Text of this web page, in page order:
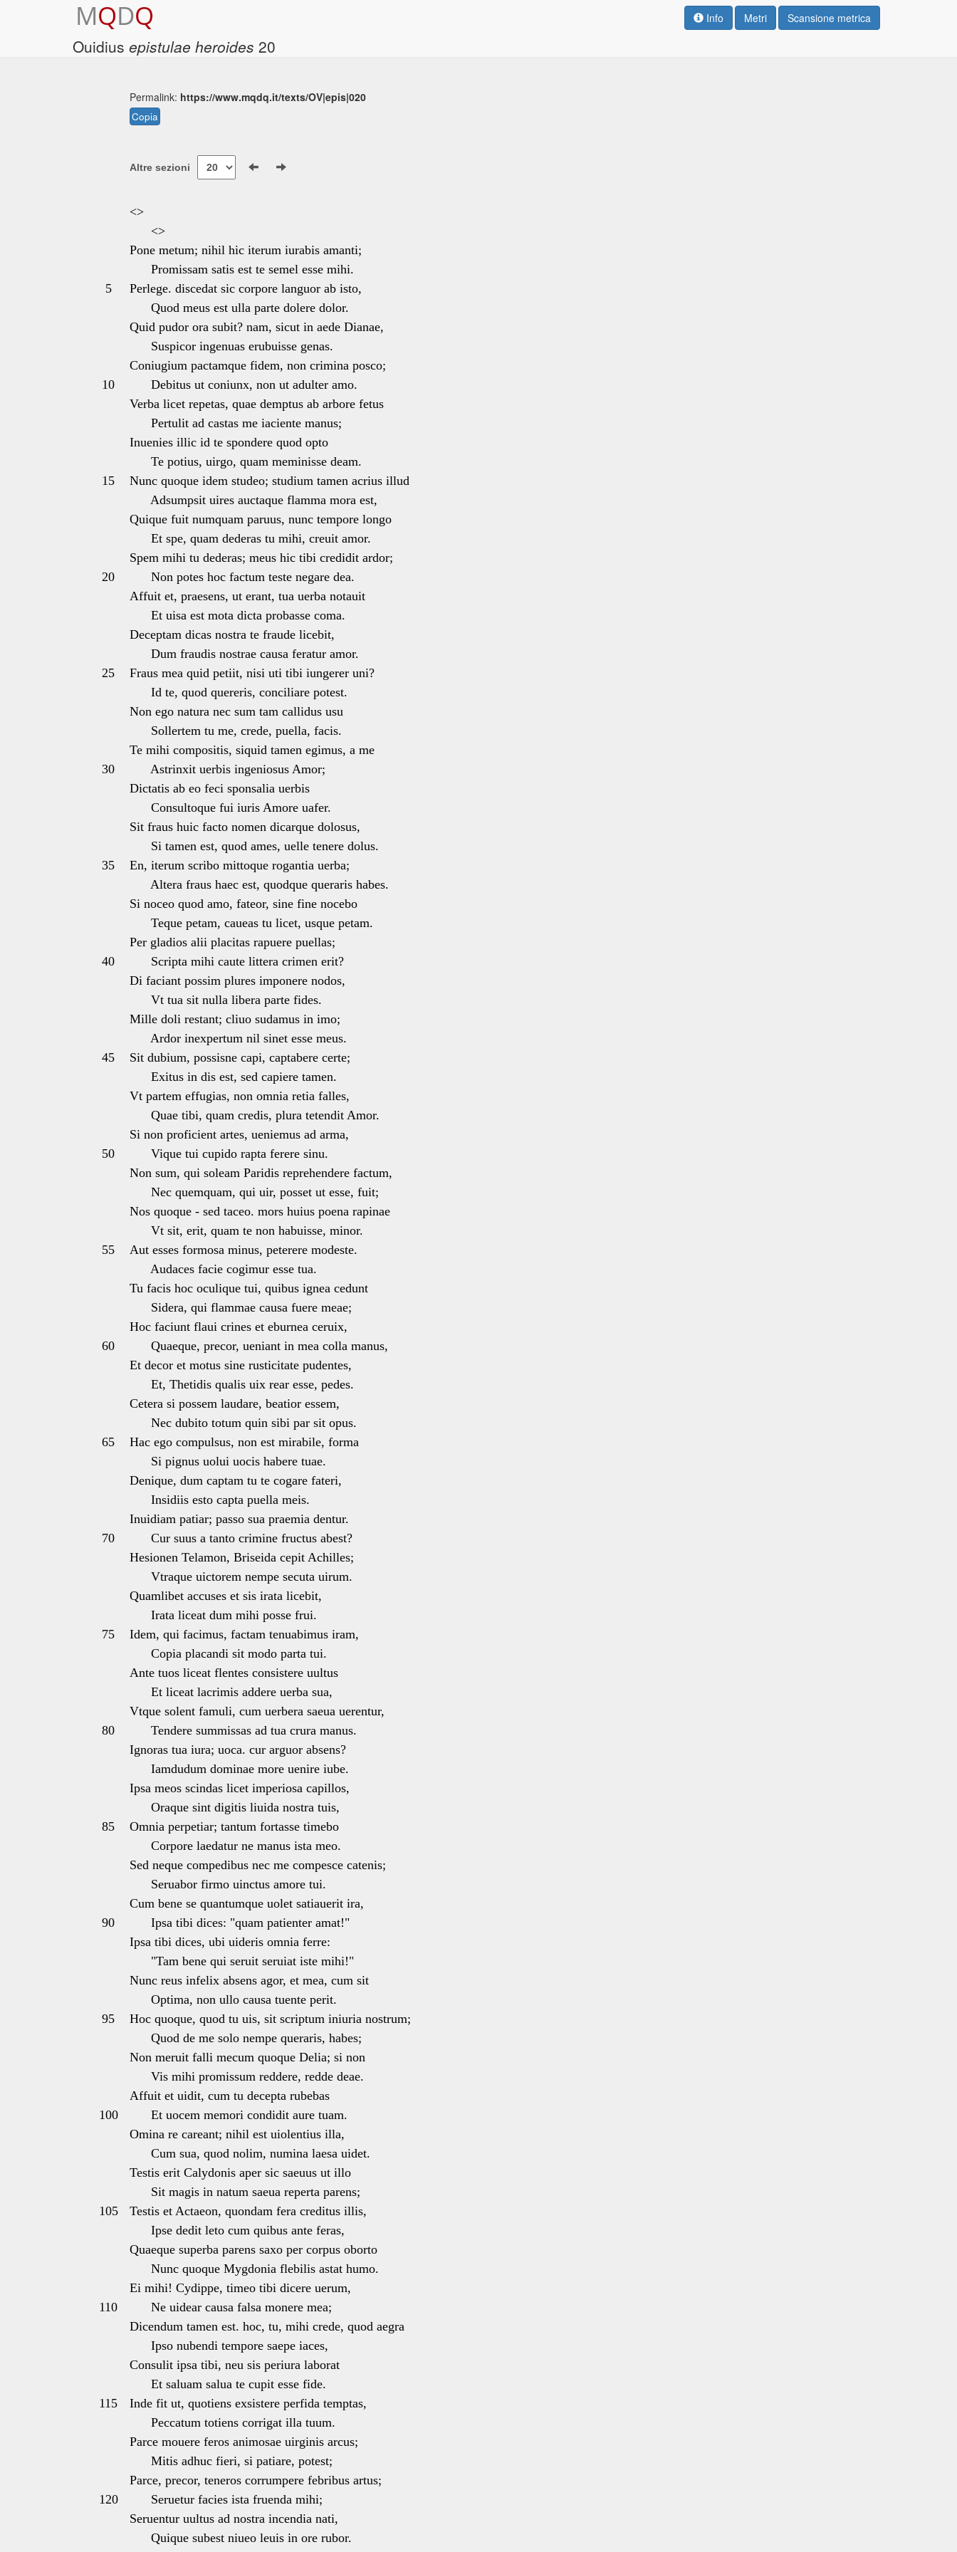
MQDQ Info Metri Scansione metrica
Ouidius epistulae heroides 20
Permalink: https://www.mqdq.it/texts/OV|epis|020
Copia
Altre sezioni
<>
<>
Pone metum; nihil hic iterum iurabis amanti;
Promissam satis est te semel esse mihi.
5
Perlege. discedat sic corpore languor ab isto,
Quod meus est ulla parte dolere dolor.
Quid pudor ora subit? nam, sicut in aede Dianae,
Suspicor ingenuas erubuisse genas.
Coniugium pactamque fidem, non crimina posco;
10
Debitus ut coniunx, non ut adulter amo.
Verba licet repetas, quae demptus ab arbore fetus
Pertulit ad castas me iaciente manus;
Inuenies illic id te spondere quod opto
Te potius, uirgo, quam meminisse deam.
15
Nunc quoque idem studeo; studium tamen acrius illud
Adsumpsit uires auctaque flamma mora est,
Quique fuit numquam paruus, nunc tempore longo
Et spe, quam dederas tu mihi, creuit amor.
Spem mihi tu dederas; meus hic tibi credidit ardor;
20
Non potes hoc factum teste negare dea.
Affuit et, praesens, ut erant, tua uerba notauit
Et uisa est mota dicta probasse coma.
Deceptam dicas nostra te fraude licebit,
Dum fraudis nostrae causa feratur amor.
25
Fraus mea quid petiit, nisi uti tibi iungerer uni?
Id te, quod quereris, conciliare potest.
Non ego natura nec sum tam callidus usu
Sollertem tu me, crede, puella, facis.
Te mihi compositis, siquid tamen egimus, a me
30
Astrinxit uerbis ingeniosus Amor;
Dictatis ab eo feci sponsalia uerbis
Consultoque fui iuris Amore uafer.
Sit fraus huic facto nomen dicarque dolosus,
Si tamen est, quod ames, uelle tenere dolus.
35
En, iterum scribo mittoque rogantia uerba;
Altera fraus haec est, quodque queraris habes.
Si noceo quod amo, fateor, sine fine nocebo
Teque petam, caueas tu licet, usque petam.
Per gladios alii placitas rapuere puellas;
40
Scripta mihi caute littera crimen erit?
Di faciant possim plures imponere nodos,
Vt tua sit nulla libera parte fides.
Mille doli restant; cliuo sudamus in imo;
Ardor inexpertum nil sinet esse meus.
45
Sit dubium, possisne capi, captabere certe;
Exitus in dis est, sed capiere tamen.
Vt partem effugias, non omnia retia falles,
Quae tibi, quam credis, plura tetendit Amor.
Si non proficient artes, ueniemus ad arma,
50
Vique tui cupido rapta ferere sinu.
Non sum, qui soleam Paridis reprehendere factum,
Nec quemquam, qui uir, posset ut esse, fuit;
Nos quoque - sed taceo. mors huius poena rapinae
Vt sit, erit, quam te non habuisse, minor.
55
Aut esses formosa minus, peterere modeste.
Audaces facie cogimur esse tua.
Tu facis hoc oculique tui, quibus ignea cedunt
Sidera, qui flammae causa fuere meae;
Hoc faciunt flaui crines et eburnea ceruix,
60
Quaeque, precor, ueniant in mea colla manus,
Et decor et motus sine rusticitate pudentes,
Et, Thetidis qualis uix rear esse, pedes.
Cetera si possem laudare, beatior essem,
Nec dubito totum quin sibi par sit opus.
65
Hac ego compulsus, non est mirabile, forma
Si pignus uolui uocis habere tuae.
Denique, dum captam tu te cogare fateri,
Insidiis esto capta puella meis.
Inuidiam patiar; passo sua praemia dentur.
70
Cur suus a tanto crimine fructus abest?
Hesionen Telamon, Briseida cepit Achilles;
Vtraque uictorem nempe secuta uirum.
Quamlibet accuses et sis irata licebit,
Irata liceat dum mihi posse frui.
75
Idem, qui facimus, factam tenuabimus iram,
Copia placandi sit modo parta tui.
Ante tuos liceat flentes consistere uultus
Et liceat lacrimis addere uerba sua,
Vtque solent famuli, cum uerbera saeua uerentur,
80
Tendere summissas ad tua crura manus.
Ignoras tua iura; uoca. cur arguor absens?
Iamdudum dominae more uenire iube.
Ipsa meos scindas licet imperiosa capillos,
Oraque sint digitis liuida nostra tuis,
85
Omnia perpetiar; tantum fortasse timebo
Corpore laedatur ne manus ista meo.
Sed neque compedibus nec me compesce catenis;
Seruabor firmo uinctus amore tui.
Cum bene se quantumque uolet satiauerit ira,
90
Ipsa tibi dices: "quam patienter amat!"
Ipsa tibi dices, ubi uideris omnia ferre:
"Tam bene qui seruit seruiat iste mihi!"
Nunc reus infelix absens agor, et mea, cum sit
Optima, non ullo causa tuente perit.
95
Hoc quoque, quod tu uis, sit scriptum iniuria nostrum;
Quod de me solo nempe queraris, habes;
Non meruit falli mecum quoque Delia; si non
Vis mihi promissum reddere, redde deae.
Affuit et uidit, cum tu decepta rubebas
100
Et uocem memori condidit aure tuam.
Omina re careant; nihil est uiolentius illa,
Cum sua, quod nolim, numina laesa uidet.
Testis erit Calydonis aper sic saeuus ut illo
Sit magis in natum saeua reperta parens;
105
Testis et Actaeon, quondam fera creditus illis,
Ipse dedit leto cum quibus ante feras,
Quaeque superba parens saxo per corpus oborto
Nunc quoque Mygdonia flebilis astat humo.
Ei mihi! Cydippe, timeo tibi dicere uerum,
110
Ne uidear causa falsa monere mea;
Dicendum tamen est. hoc, tu, mihi crede, quod aegra
Ipso nubendi tempore saepe iaces,
Consulit ipsa tibi, neu sis periura laborat
Et saluam salua te cupit esse fide.
115
Inde fit ut, quotiens exsistere perfida temptas,
Peccatum totiens corrigat illa tuum.
Parce mouere feros animosae uirginis arcus;
Mitis adhuc fieri, si patiare, potest;
Parce, precor, teneros corrumpere febribus artus;
120
Seruetur facies ista fruenda mihi;
Seruentur uultus ad nostra incendia nati,
Quique subest niueo leuis in ore rubor.